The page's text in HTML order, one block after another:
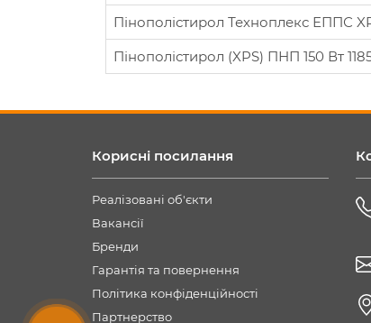
Пінополістирол Техноплекс ЕППС
Пінополістирол (XPS) ПНП 150 Вт
Корисні посилання
Реалізовані об'єкти
Вакансії
Бренди
Гарантія та повернення
Політика конфіденційності
Партнерство